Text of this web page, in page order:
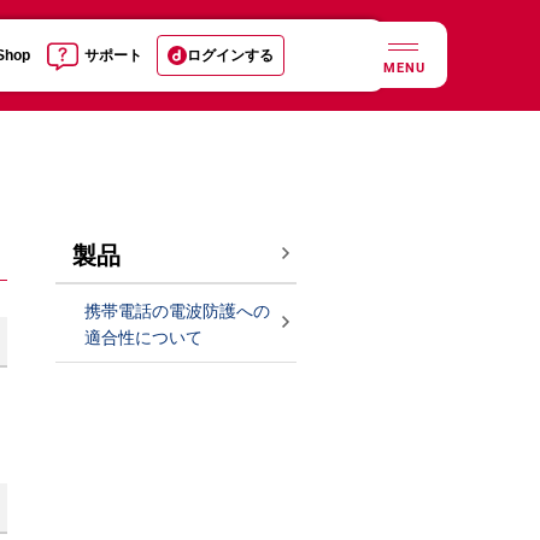
サポート ログインする
MENU
製品
携帯電話の電波防護への
適合性について